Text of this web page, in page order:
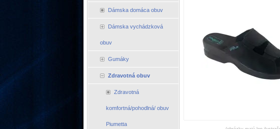
Dámska domáca obuv
Dámska vychádzková
obuv
Gumáky
Zdravotná obuv
Zdravotná
komfortná/pohodlná/ obuv
Piumetta